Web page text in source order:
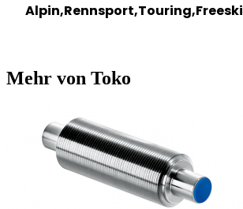
Alpin,Rennsport,Touring,Freeski
Mehr von Toko